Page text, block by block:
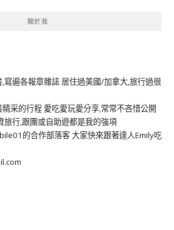
關於我
寫遍各報章雜誌 居住過美國/加拿大,旅行過很
采的行程 愛吃愛玩愛分享,常常不吝惜公開
旅行,跟團或自助遊都是我的強項
的合作部落客 大家快來跟著達人Emily吃